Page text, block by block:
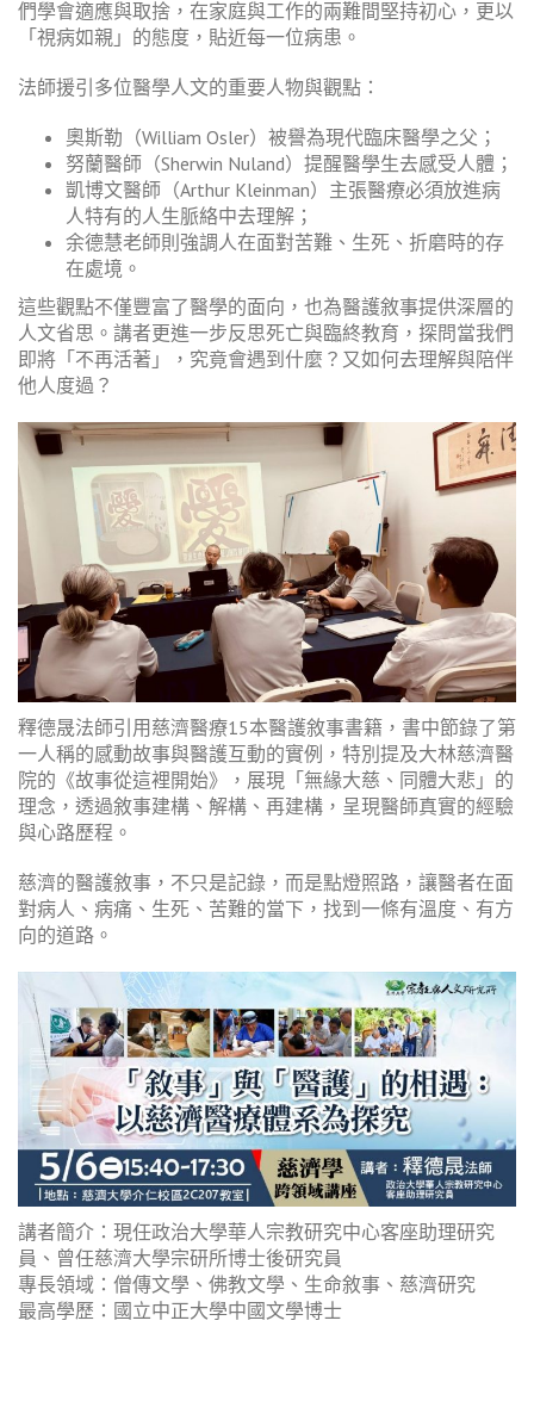
們學會適應與取捨，在家庭與工作的兩難間堅持初心，更以
「視病如親」的態度，貼近每一位病患。
法師援引多位醫學人文的重要人物與觀點：
奧斯勒（William Osler）被譽為現代臨床醫學之父；
努蘭醫師（Sherwin Nuland）提醒醫學生去感受人體；
凱博文醫師（Arthur Kleinman）主張醫療必須放進病
人特有的人生脈絡中去理解；
余德慧老師則強調人在面對苦難、生死、折磨時的存
在處境。
這些觀點不僅豐富了醫學的面向，也為醫護敘事提供深層的
人文省思。講者更進一步反思死亡與臨終教育，探問當我們
即將「不再活著」，究竟會遇到什麼？又如何去理解與陪伴
他人度過？
釋德晟法師引用慈濟醫療15本醫護敘事書籍，書中節錄了第
一人稱的感動故事與醫護互動的實例，特別提及大林慈濟醫
院的《故事從這裡開始》，展現「無緣大慈、同體大悲」的
理念，透過敘事建構、解構、再建構，呈現醫師真實的經驗
與心路歷程。
慈濟的醫護敘事，不只是記錄，而是點燈照路，讓醫者在面
對病人、病痛、生死、苦難的當下，找到一條有溫度、有方
向的道路。
講者簡介：現任政治大學華人宗教研究中心客座助理研究
員、曾任慈濟大學宗研所博士後研究員
專長領域：僧傳文學、佛教文學、生命敘事、慈濟研究
最高學歷：國立中正大學中國文學博士